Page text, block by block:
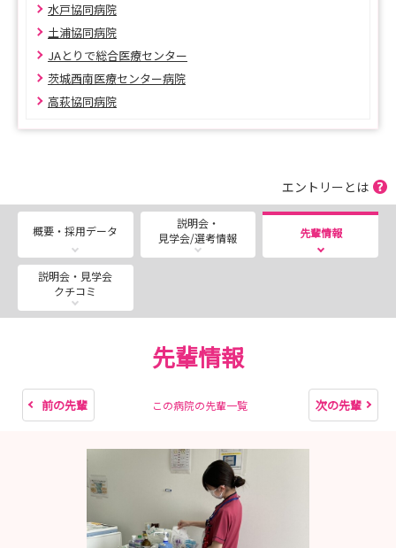
rsing/
★ＪＡ茨城県厚生連看護部
ＪＡ茨城県厚生連看護部の公式アカウントです。リクルー
ト情報、輝いて働いている看護師のメッセージや看護の日
https://www.iba-kouseiren.or.jp/nursingdept/
水戸協同病院
土浦協同病院
JAとりで総合医療センター
茨城西南医療センター病院
高萩協同病院
エントリーとは
概要・採用データ
説明会・
見学会/選考情報
先輩情報
説明会・見学会
クチコミ
先輩情報
前の先輩 この病院の先輩一覧 次の先輩